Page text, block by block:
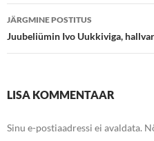
JÄRGMINE POSTITUS
Juubeliümin Ivo Uukkiviga,
LISA KOMMENTAAR
Sinu e-postiaadressi ei avaldata.